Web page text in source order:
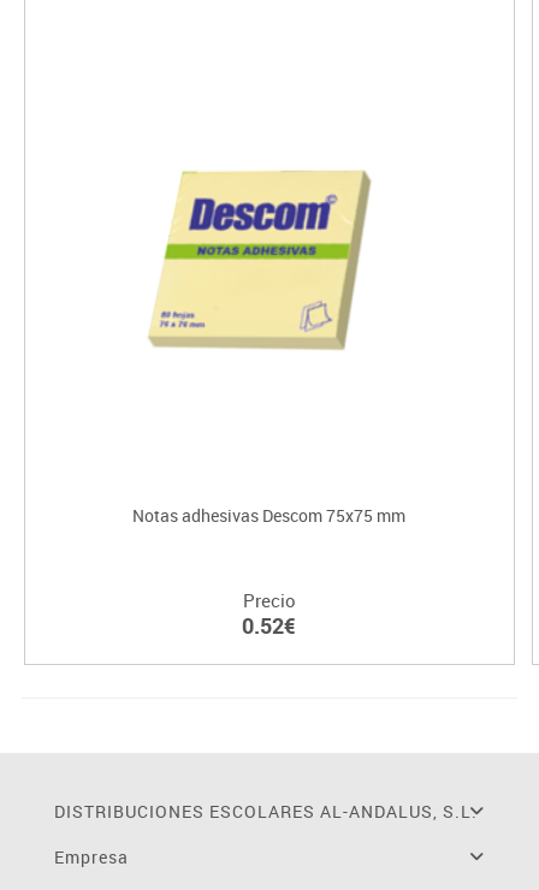
Notas adhesivas Descom 75x75 mm
Precio
0.52€
DISTRIBUCIONES ESCOLARES AL-ANDALUS, S.L.
Empresa